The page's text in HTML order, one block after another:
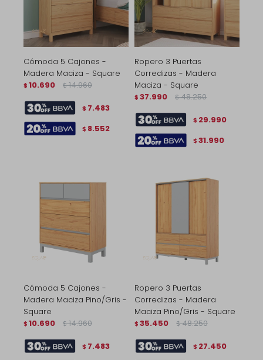
Cómoda 5 Cajones -
Madera Maciza - Square
$ 10.690 $ 14.960
$ 7.483
$ 8.552
Ropero 3 Puertas
Corredizas - Madera
Maciza - Square
$ 37.990 $ 48.250
$ 29.990
$ 31.990
Cómoda 5 Cajones -
Madera Maciza Pino/Gris -
Square
$ 10.690 $ 14.960
$ 7.483
Ropero 3 Puertas
Corredizas - Madera
Maciza Pino/Gris - Square
$ 35.450 $ 48.250
$ 27.450